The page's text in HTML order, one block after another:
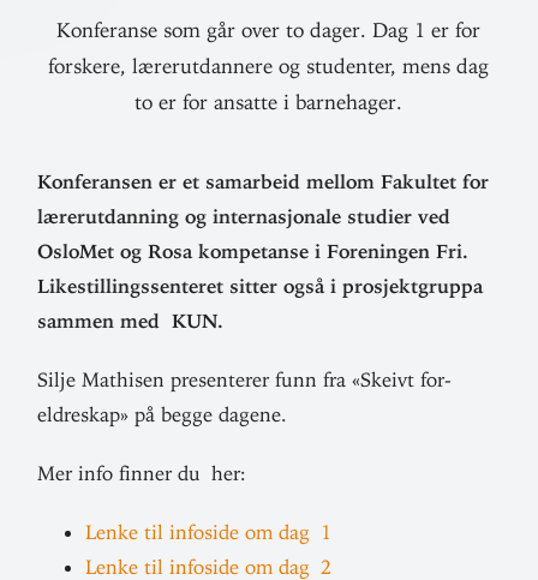
Konferanse som går over to dager. Dag 1 er for
forskere, lærerutdannere og studenter, mens dag
to er for ansatte i barnehager.
Kon­fe­ransen er et sam­arbeid mellom Fakultet for
lærer­ut­danning og inter­na­sjonale studier ved
OsloMet og Rosa kom­pe­tanse i For­eningen Fri.
Like­stil­lings­sen­teret sitter også i pro­sjekt­gruppa
sammen med KUN.
Silje Mathisen pre­sen­terer funn fra «Skeivt for­
eldreskap» på begge dagene.
Mer info finner du her:
Lenke til infoside om dag 1
Lenke til infoside om dag 2